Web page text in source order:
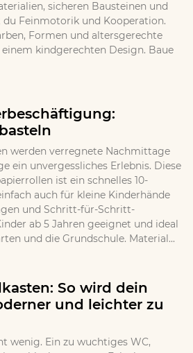
sicheren Bausteinen und
du Feinmotorik und Kooperation.
Formen und altersgerechte
kindgerechten Design. Baue
werden verregnete Nachmittage
ein unvergessliches Erlebnis. Diese
ist ein schnelles 10-
auch für kleine Kinderhände
und Schritt-für-Schritt-
ab 5 Jahren geeignet und ideal
und die Grundschule. Material...
So wird dein
und leichter zu
wenig. Ein zu wuchtiges WC,